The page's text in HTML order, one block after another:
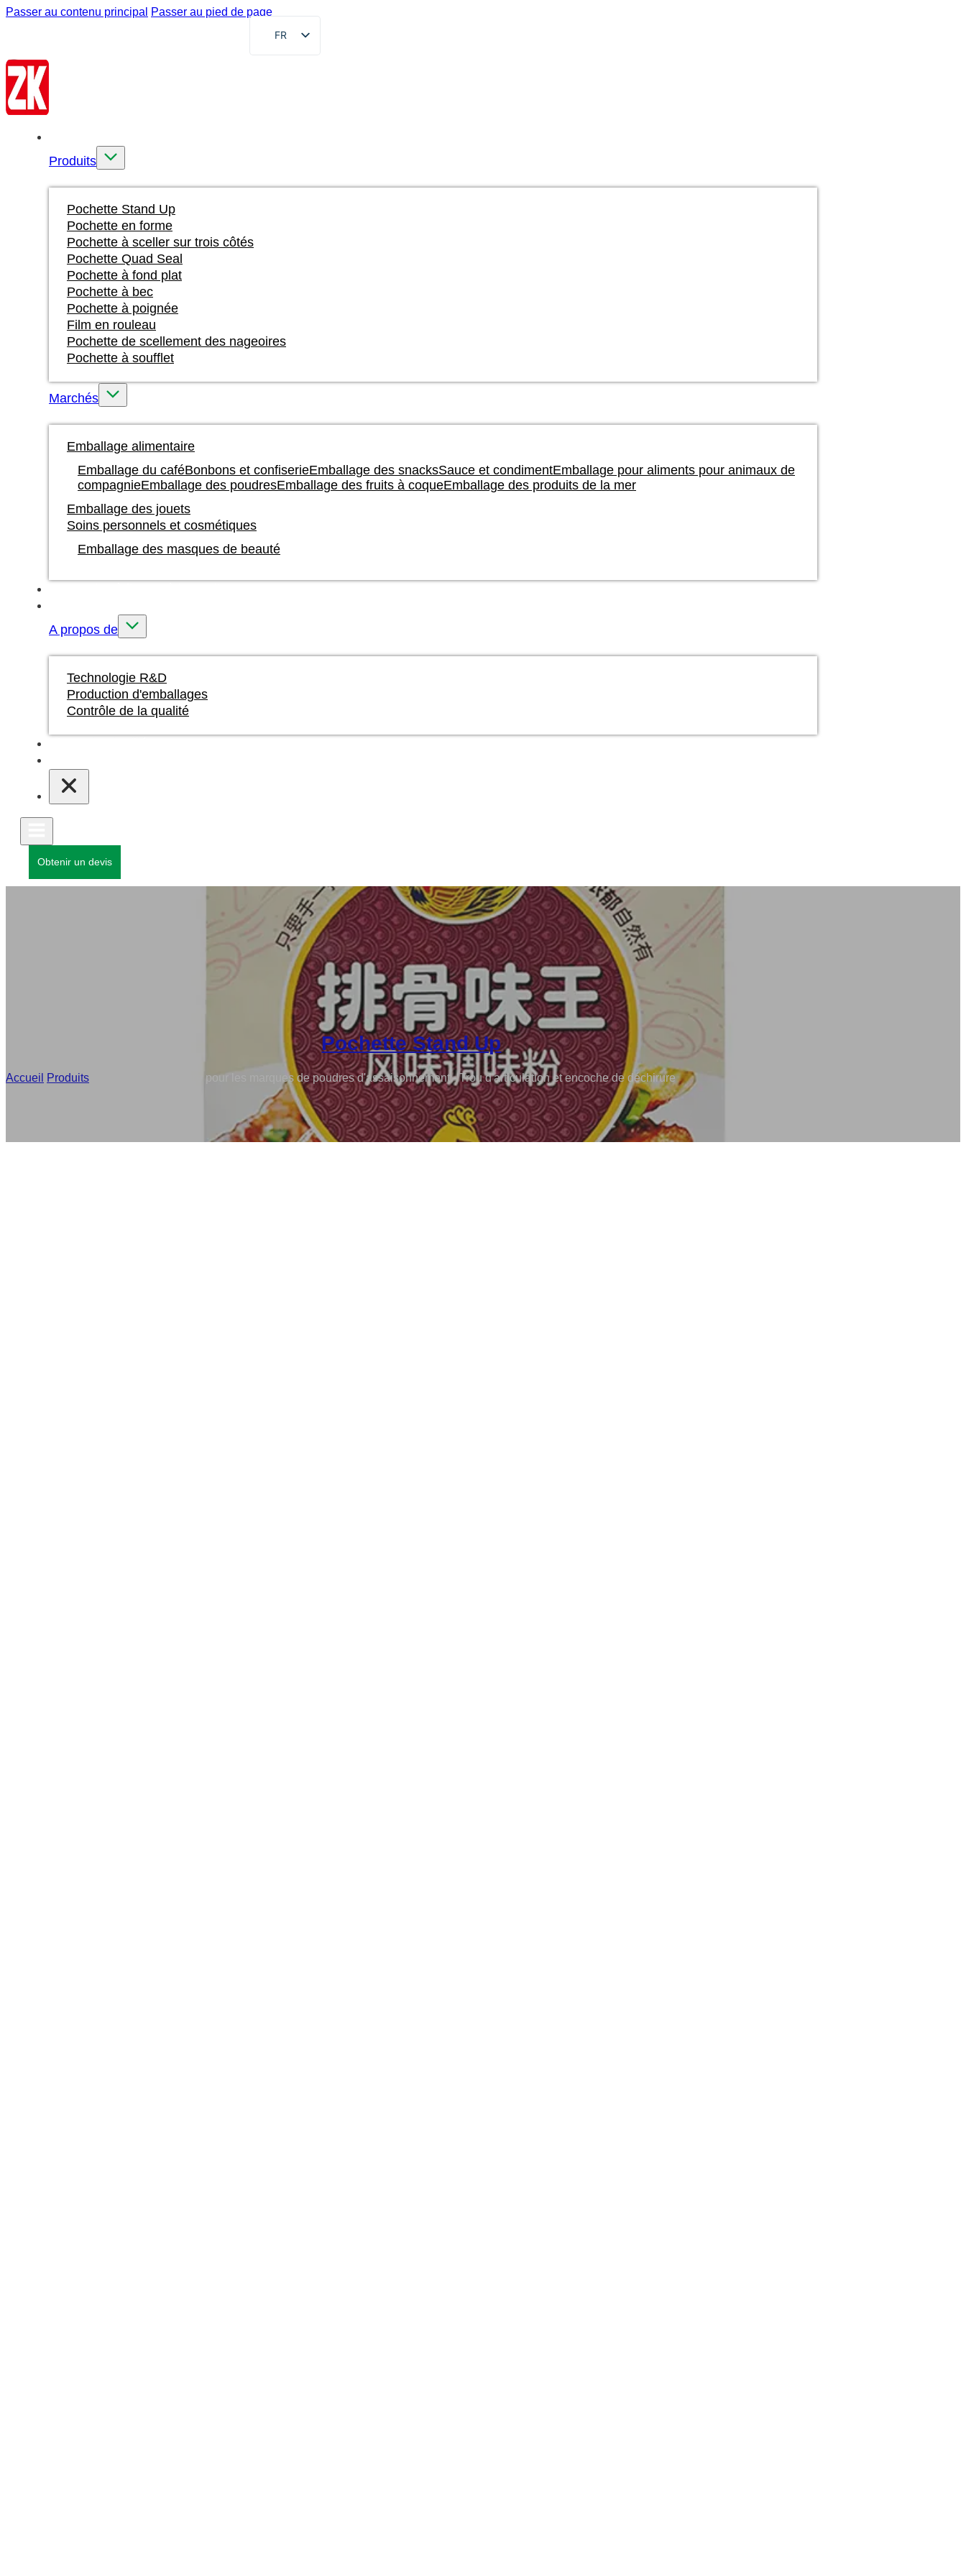
Passer au contenu principal
Passer au pied de page
FR
EN
Produits
Pochette Stand Up
Pochette en forme
Pochette à sceller sur trois côtés
Pochette Quad Seal
Pochette à fond plat
Pochette à bec
Pochette à poignée
Film en rouleau
Pochette de scellement des nageoires
Pochette à soufflet
Marchés
Emballage alimentaire
Emballage du caféBonbons et confiserieEmballage des snacksSauce et condimentEmballage pour aliments pour animaux de
compagnieEmballage des poudresEmballage des fruits à coqueEmballage des produits de la mer
Emballage des jouets
Soins personnels et cosmétiques
Emballage des masques de beauté
A propos de
Technologie R&D
Production d'emballages
Contrôle de la qualité
Obtenir un devis
Pochette Stand Up
Accueil Produits Pochettes sur mesure pour les marques de poudres d'assaisonnement - Trou d'articulation et encoche de déchirure